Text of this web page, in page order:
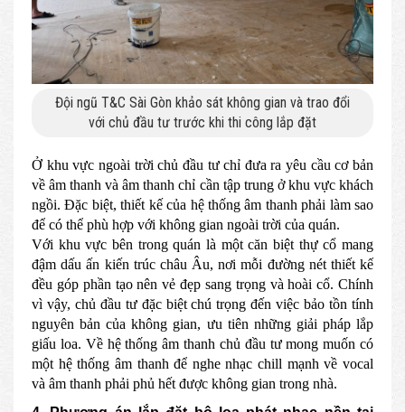
Đội ngũ T&C Sài Gòn khảo sát không gian và trao đổi
với chủ đầu tư trước khi thi công lắp đặt
Ở khu vực ngoài trời chủ đầu tư chỉ đưa ra yêu cầu cơ bản
về âm thanh và âm thanh chỉ cần tập trung ở khu vực khách
ngồi. Đặc biệt, thiết kế của hệ thống âm thanh phải làm sao
để có thể phù hợp với không gian ngoài trời của quán.
Với khu vực bên trong quán là một căn biệt thự cổ mang
đậm dấu ấn kiến trúc châu Âu, nơi mỗi đường nét thiết kế
đều góp phần tạo nên vẻ đẹp sang trọng và hoài cổ. Chính
vì vậy, chủ đầu tư đặc biệt chú trọng đến việc bảo tồn tính
nguyên bản của không gian, ưu tiên những giải pháp lắp
giấu loa. Về hệ thống âm thanh chủ đầu tư mong muốn có
một hệ thống âm thanh để nghe nhạc chill mạnh về vocal
và âm thanh phải phủ hết được không gian trong nhà.